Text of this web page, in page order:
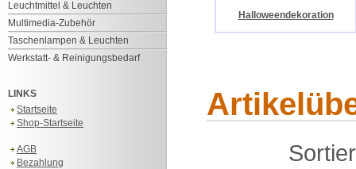
Leuchtmittel & Leuchten
Multimedia-Zubehör
Taschenlampen & Leuchten
Werkstatt- & Reinigungsbedarf
LINKS
Startseite
Shop-Startseite
AGB
Bezahlung
Halloweendekoration